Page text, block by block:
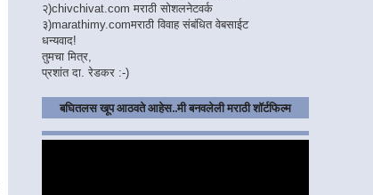
२)chivchivat.com मराठी सोशलनेटवर्क
३)marathimy.comमराठी विवाह संबंधित वेबसाईट
धन्यवाद!
तुमचा मित्र,
प्रशांत दा. रेडकर :-)
बघितलस खूप आठवते आहेस..मी बनवलेली मराठी शॉर्टफिल्म